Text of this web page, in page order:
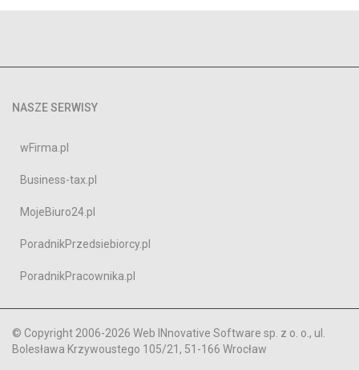
NASZE SERWISY
wFirma.pl
Business-tax.pl
MojeBiuro24.pl
PoradnikPrzedsiebiorcy.pl
PoradnikPracownika.pl
© Copyright 2006-2026 Web INnovative Software sp. z o. o., ul.
Bolesława Krzywoustego 105/21, 51-166 Wrocław